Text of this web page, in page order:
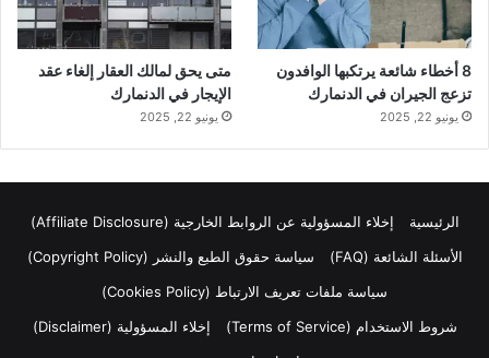
8 أخطاء شائعة يرتكبها الوافدون
تزعج الجيران في الدنمارك
يونيو 22, 2025
متى يحق لمالك العقار إلغاء عقد
الإيجار في الدنمارك
يونيو 22, 2025
الرئيسية
إخلاء المسؤولية عن الروابط الخارجية (Affiliate Disclosure)
الأسئلة الشائعة (FAQ)
سياسة حقوق الطبع والنشر (Copyright Policy)
سياسة ملفات تعريف الارتباط (Cookies Policy)
شروط الاستخدام (Terms of Service)
إخلاء المسؤولية (Disclaimer)